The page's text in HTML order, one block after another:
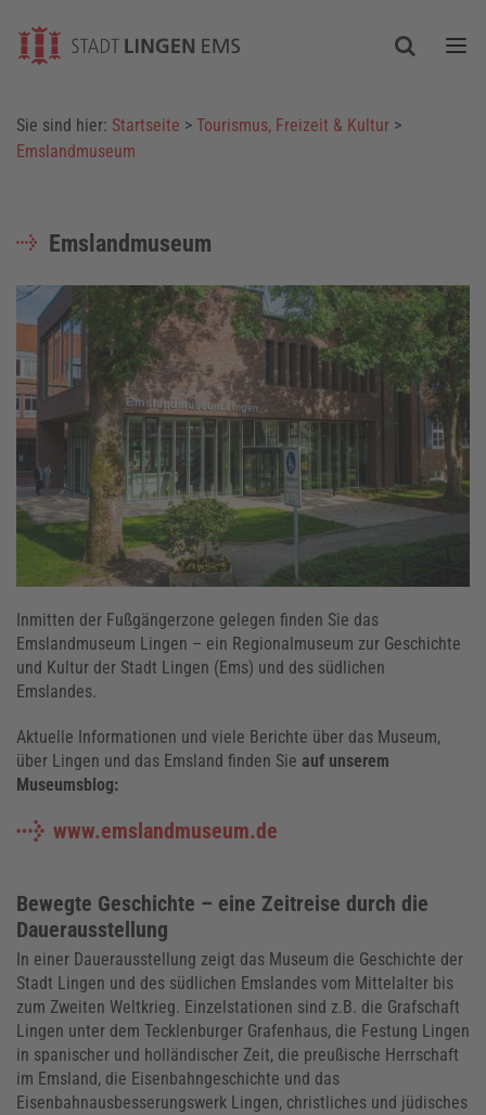
Sie sind hier: Startseite > Tourismus, Freizeit & Kultur >
Emslandmuseum
Emslandmuseum
Inmitten der Fußgängerzone gelegen finden Sie das
Emslandmuseum Lingen – ein Regionalmuseum zur Geschichte
und Kultur der Stadt Lingen (Ems) und des südlichen
Emslandes.
Aktuelle Informationen und viele Berichte über das Museum,
über Lingen und das Emsland finden Sie auf unserem
Museumsblog:
www.emslandmuseum.de
Bewegte Geschichte – eine Zeitreise durch die
Dauerausstellung
In einer Dauerausstellung zeigt das Museum die Geschichte der
Stadt Lingen und des südlichen Emslandes vom Mittelalter bis
zum Zweiten Weltkrieg. Einzelstationen sind z.B. die Grafschaft
Lingen unter dem Tecklenburger Grafenhaus, die Festung Lingen
in spanischer und holländischer Zeit, die preußische Herrschaft
im Emsland, die Eisenbahngeschichte und das
Eisenbahnausbesserungswerk Lingen, christliches und jüdisches